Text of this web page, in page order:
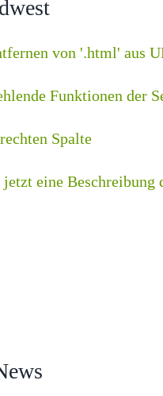
von '.html' aus
Funktionen der
Spalte
eine Beschreibung